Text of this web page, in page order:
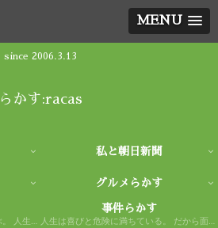
MENU
since 2006.3.13
らかす:racas
私と朝日新聞
グルメらかす
初心者の謙虚さを、スキーから学ぶ。 人生もまた然り。
事件らかす
人生は喜びと危険に満ちている。 だから面白い。